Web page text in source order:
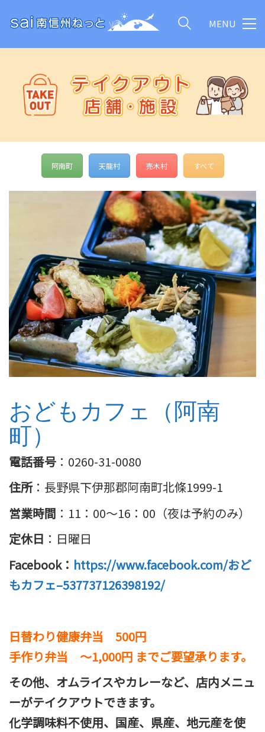
MENU
阿南町 天龍村 売木村 すべて
おどもカフェ（阿南
町）
電話番号 ：0260-31-0080
住所：長野県下伊那郡阿南町北條1999-1
営業時間 ：11：00〜16：00（夜は予約のみ）
定休日 ：日曜日
Facebook： https://www.facebook.com/おど
もカフェ–537737126398192/
日替わり健康弁当 500円
手作り弁当 ～1,000円 までご要望承ります。
その他、オムライスやカレーなど、店内メニュ
ーがテイクアウトできます。
化学調味料不使用、国産、県産、地元産を使